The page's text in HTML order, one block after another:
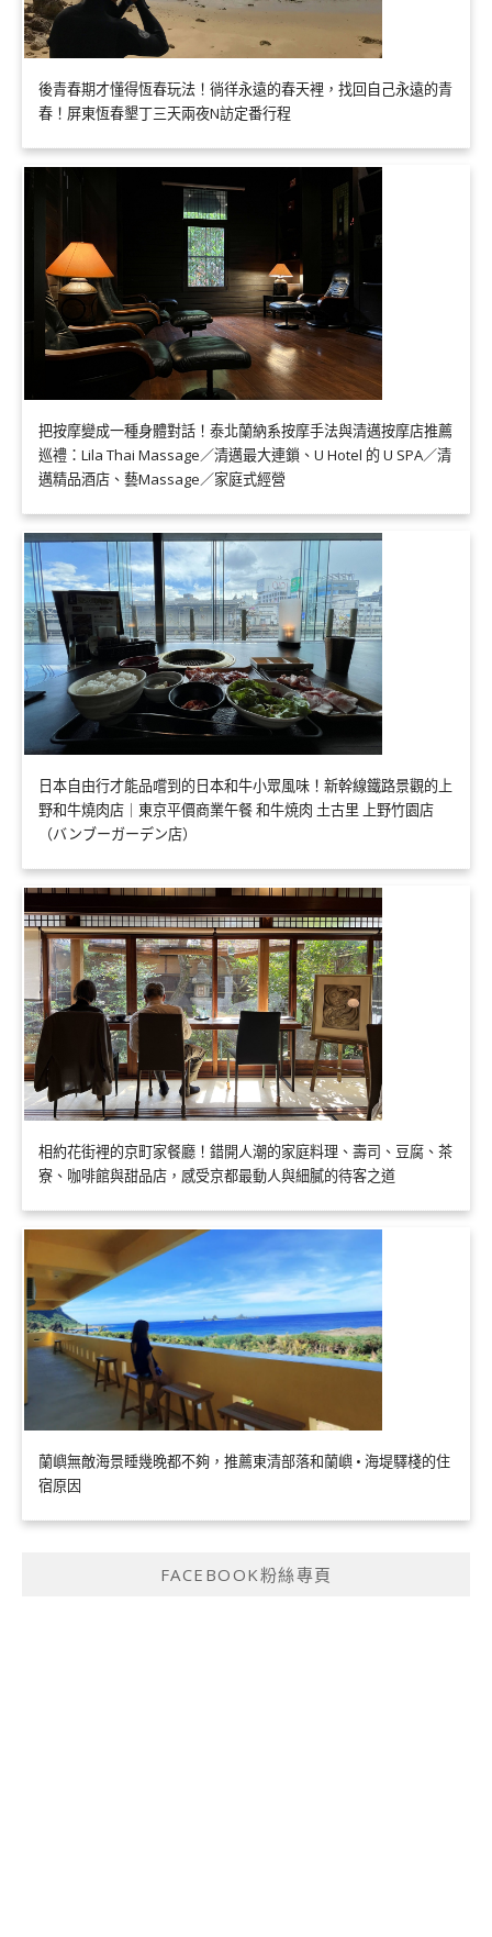
後青春期才懂得恆春玩法！徜徉永遠的春天裡，找回自己永遠的青
春！屏東恆春墾丁三天兩夜N訪定番行程
把按摩變成一種身體對話！泰北蘭納系按摩手法與清邁按摩店推薦
巡禮：Lila Thai Massage／清邁最大連鎖、U Hotel 的 U SPA／清
邁精品酒店、藝Massage／家庭式經營
日本自由行才能品嚐到的日本和牛小眾風味！新幹線鐵路景觀的上
野和牛燒肉店｜東京平價商業午餐 和牛焼肉 土古里 上野竹園店
（バンブーガーデン店）
相約花街裡的京町家餐廳！錯開人潮的家庭料理、壽司、豆腐、茶
寮、咖啡館與甜品店，感受京都最動人與細膩的待客之道
蘭嶼無敵海景睡幾晚都不夠，推薦東清部落和蘭嶼 • 海堤驛棧的住
宿原因
FACEBOOK粉絲專頁